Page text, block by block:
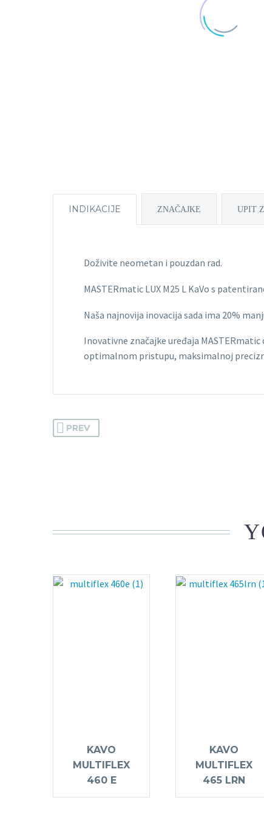
INDIKACIJE ZNAČAJKE UPIT
Doživite neometan i pouzdan rad.
MASTERmatic LUX M25 L KaVo s
Naša najnovija inovacija sada ima 20%
Inovativne značajke uređaja
optimalnom pristupu, maksimalnoj
PREV
KAVO
MULTIFLEX
460 E
KAVO
MULTIFLEX
465 LRN